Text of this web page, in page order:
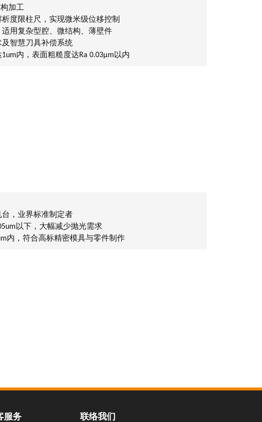
加工
度限柱尺，实现微米级位移控制
用复杂型腔、微结构、薄壁件
智慧刀具补偿系统
内，表面粗糙度达Ra 0.03μm以内
，业界标准制定者
以下，大幅减少抛光需求
内，符合高标精密模具与零件制作
服务 联络我们